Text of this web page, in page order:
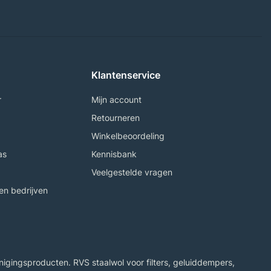
bedrijven
Klantenservice
Mijn account
Retourneren
Winkelbeoordeling
Kennisbank
Veelgestelde vragen
RVS staalwol voor filters, geluiddempers,